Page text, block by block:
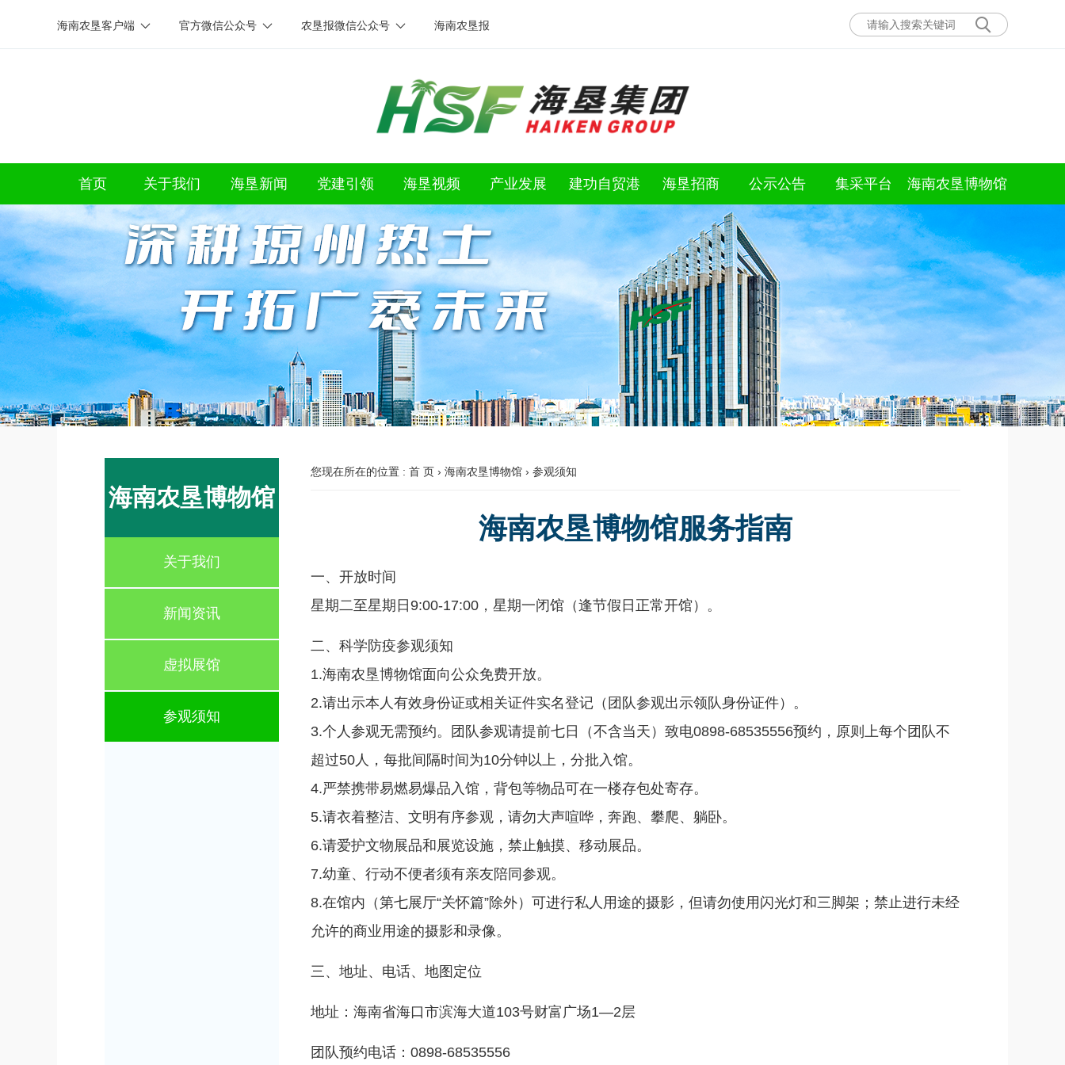
海南农垦客户端 官方微信公众号 农垦报微信公众号 海南农垦报
首页 关于我们 海垦新闻 党建引领 海垦视频 产业发展 建功自贸港 海垦招商 公示公告 集采平台 海南农垦博物馆
海南农垦博物馆
关于我们
新闻资讯
虚拟展馆
参观须知
您现在所在的位置 : 首 页 › 海南农垦博物馆 › 参观须知
海南农垦博物馆服务指南
一、开放时间
星期二至星期日9:00-17:00，星期一闭馆（逢节假日正常开馆）。
二、科学防疫参观须知
1.海南农垦博物馆面向公众免费开放。
2.请出示本人有效身份证或相关证件实名登记（团队参观出示领队身份证件）。
3.个人参观无需预约。团队参观请提前七日（不含当天）致电0898-68535556预约，原则上每个团队不
超过50人，每批间隔时间为10分钟以上，分批入馆。
4.严禁携带易燃易爆品入馆，背包等物品可在一楼存包处寄存。
5.请衣着整洁、文明有序参观，请勿大声喧哗，奔跑、攀爬、躺卧。
6.请爱护文物展品和展览设施，禁止触摸、移动展品。
7.幼童、行动不便者须有亲友陪同参观。
8.在馆内（第七展厅“关怀篇”除外）可进行私人用途的摄影，但请勿使用闪光灯和三脚架；禁止进行未经
允许的商业用途的摄影和录像。
三、地址、电话、地图定位
地址：海南省海口市滨海大道103号财富广场1—2层
团队预约电话：0898-68535556